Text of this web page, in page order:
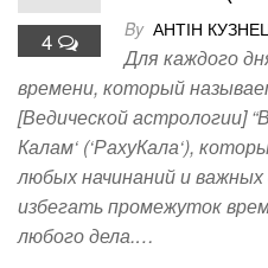
4 By АНТІН
Для каждого
времени, который
[Ведической астрологии]
Калам‘ (‘РахуКала‘),
любых начинаний и
избегать промежуток
любого дела.…